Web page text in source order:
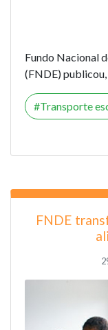
Fundo Nacional
(FNDE) publicou,
Transporte
FNDE